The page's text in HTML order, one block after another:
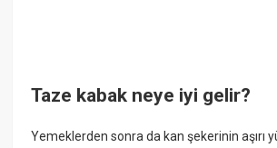
Taze kabak neye iyi gelir?
Yemeklerden sonra da kan şekerinin aşırı